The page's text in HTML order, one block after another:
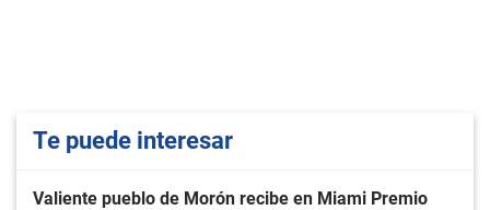
Te puede interesar
Valiente pueblo de Morón recibe en Miami Premio